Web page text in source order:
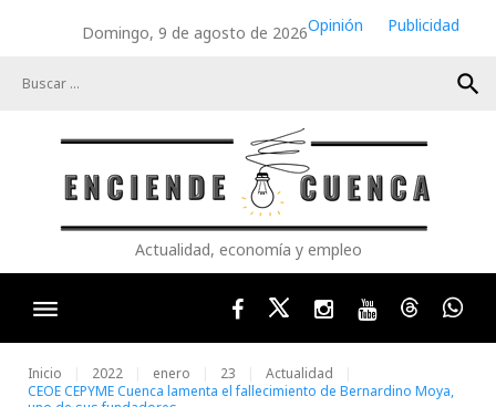
Domingo, 9 de agosto de 2026Opinión
Publicidad
search
Actualidad, economía y empleo
FacebookTwitterInstagram
YoutubeThreads
Inicio 2022 enero 23
Actualidad
CEOE CEPYME Cuenca lamenta el fallecimiento de Bernardino Moya,